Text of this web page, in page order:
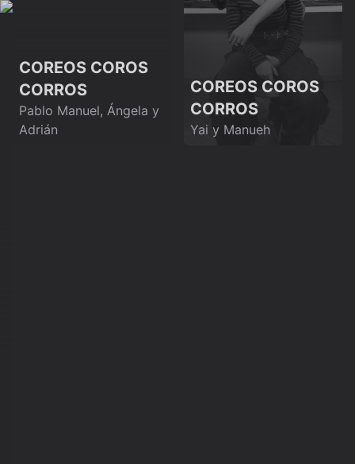
COREOS COROS
CORROS
Pablo Manuel, Ángela y
Adrián
COREOS COROS
CORROS
Yai y Manueh